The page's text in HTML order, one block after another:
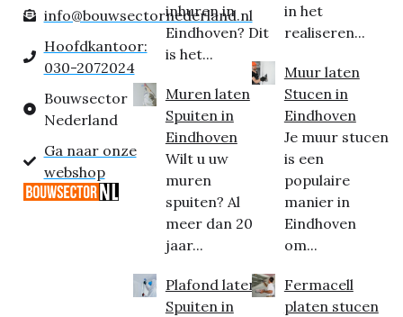
info@bouwsectornederland.nl
Hoofdkantoor:
030-2072024
Bouwsector
Nederland
Ga naar onze
webshop
inhuren in
Eindhoven? Dit
is het...
Muren laten
Spuiten in
Eindhoven
Wilt u uw
muren
spuiten? Al
meer dan 20
jaar...
Plafond laten
Spuiten in
in het
realiseren...
Muur laten
Stucen in
Eindhoven
Je muur stucen
is een
populaire
manier in
Eindhoven
om...
Fermacell
platen stucen